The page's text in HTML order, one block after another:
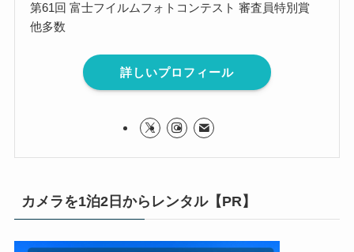
第61回 富士フイルムフォトコンテスト 審査員特別賞
他多数
詳しいプロフィール
カメラを1泊2日からレンタル【PR】